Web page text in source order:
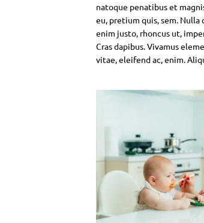
natoque penatibus et
eu, pretium quis, sem.
enim justo, rhoncus ut,
Cras dapibus. Vivamus
vitae, eleifend ac, enim.